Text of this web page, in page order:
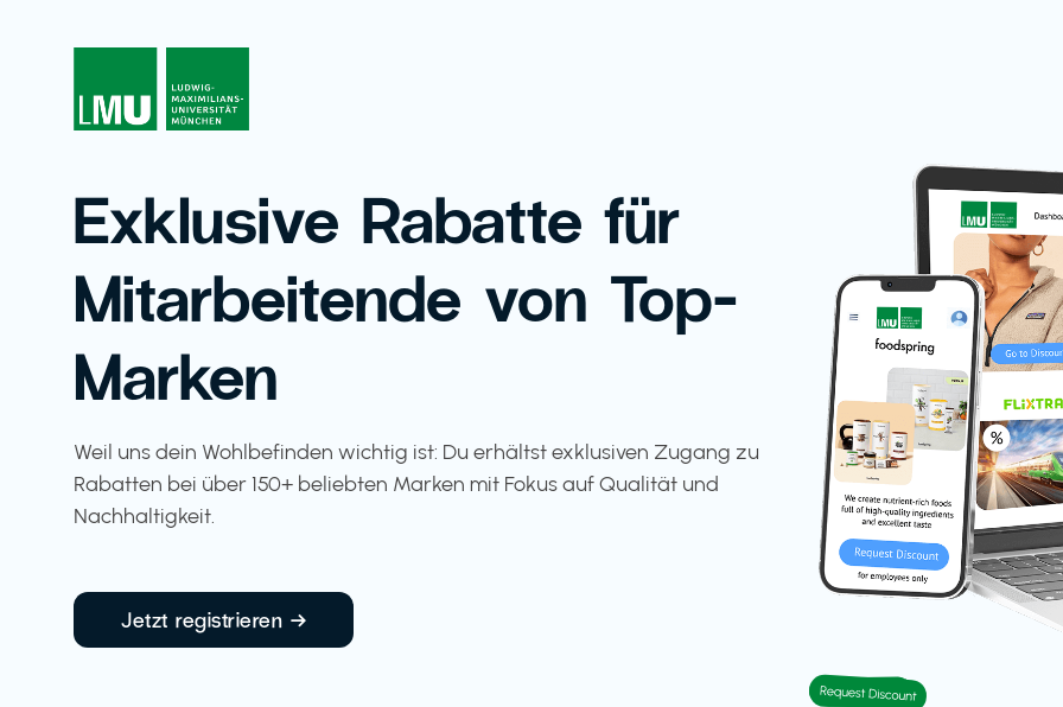
Exklusive Rabatte für
Mitarbeitende von Top-
Marken
Weil uns dein Wohlbefinden wichtig ist: Du erhältst exklusiven Zugang zu
Rabatten bei über 150+ beliebten Marken mit Fokus auf Qualität und
Nachhaltigkeit.
Jetzt registrieren →